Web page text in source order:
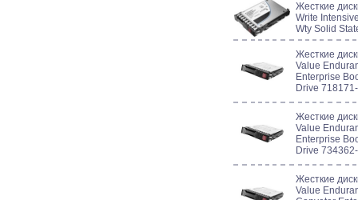
Жесткие
Write
Wty Solid
Жесткие
Value
Enterprise
Drive
Жесткие
Value
Enterprise
Drive
Жесткие
Value